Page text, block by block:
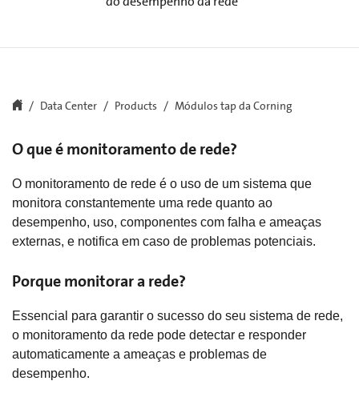
Data Center Products Módulos tap da Corning
O que é monitoramento de rede?
O monitoramento de rede é o uso de um sistema que
monitora constantemente uma rede quanto ao
desempenho, uso, componentes com falha e ameaças
externas, e notifica em caso de problemas potenciais.
Porque monitorar a rede?
Essencial para garantir o sucesso do seu sistema de rede,
o monitoramento da rede pode detectar e responder
automaticamente a ameaças e problemas de
desempenho.